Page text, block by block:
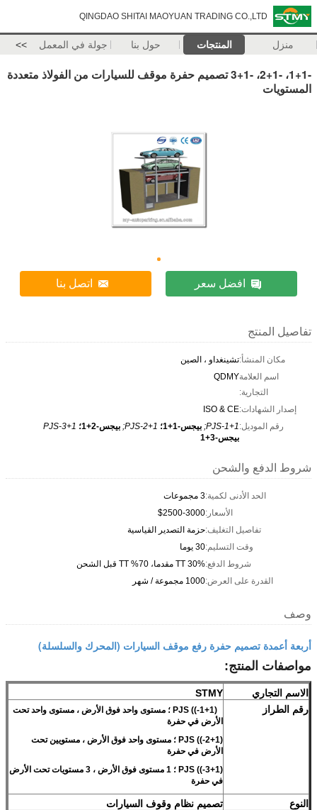
QINGDAO SHITAI MAOYUAN TRADING CO.,LTD
منزل المنتجات حول بنا جولة في المعمل >>
-1+1، -2+1، -3+1 تصميم حفرة موقف للسيارات من الفولاذ متعددة
المستويات
افضل سعر اتصل بنا
تفاصيل المنتج
مكان المنشأ:تشينغداو ، الصين
اسم العلامة
التجارية:
QDMY
إصدار الشهادات:ISO & CE
رقم الموديل:PJS-1+1; بيجس-1+1؛ PJS-2+1; بيجس-2+1؛
PJS-3+1
بيجس-3+1
شروط الدفع والشحن
الحد الأدنى لكمية:3 مجموعات
الأسعار:$2500-3000
تفاصيل التغليف:حزمة التصدير القياسية
وقت التسليم:30 يوما
شروط الدفع:30% TT مقدما، 70% TT قبل الشحن
القدرة على العرض:1000 مجموعة / شهر
وصف
أربعة أعمدة تصميم حفرة رفع موقف السيارات (المحرك والسلسلة)
مواصفات المنتج:
الاسم التجاري
STMY
رقم الطراز
PJS ((-1+1) ؛ مستوى واحد فوق الأرض ، مستوى واحد تحت
الأرض في حفرة
PJS ((-2+1) ؛ مستوى واحد فوق الأرض ، مستويين تحت
الأرض في حفرة
PJS ((-3+1) ؛ 1 مستوى فوق الأرض ، 3 مستويات تحت الأرض
في حفرة
النوع
تصميم نظام وقوف السيارات